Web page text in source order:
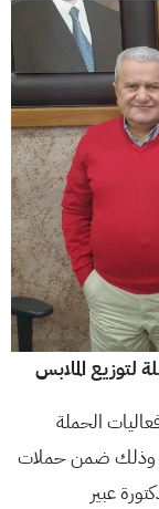
لتوزيع الملابس
الحملة
وذلك ضمن حملات
عبير